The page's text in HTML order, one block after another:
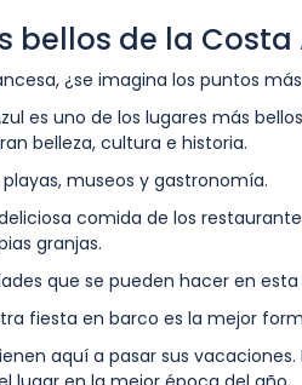
bellos de la Costa
¿se imagina los puntos
es uno de los lugares más
belleza, cultura e historia.
museos y gastronomía.
comida de los
granjas.
que se pueden hacer en
fiesta en barco es la mejor
aquí a pasar sus